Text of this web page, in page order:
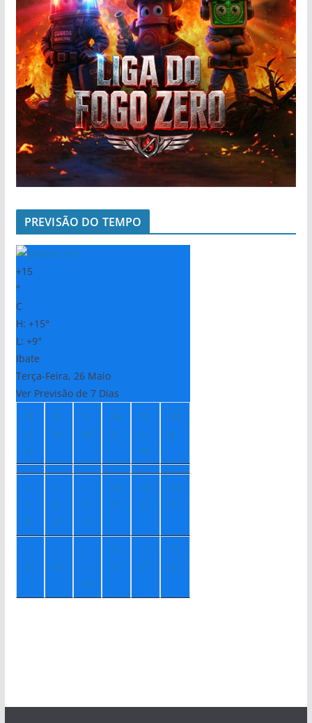
PREVISÃO DO TEMPO
+15
°
C
H: +15°
L: +9°
Ibate
Terça-Feira, 26 Maio
Ver Previsão de 7 Dias
Q
u
a
Q
ui
S
ex
Sá
b
D
o
m
Se
g
+
1
8°
+
2
0°
+
2
1°
+2
1°
+2
2°
+2
2°
+
7°
+
8°
+
1
0°
+1
1°
+1
2°
+1
4°